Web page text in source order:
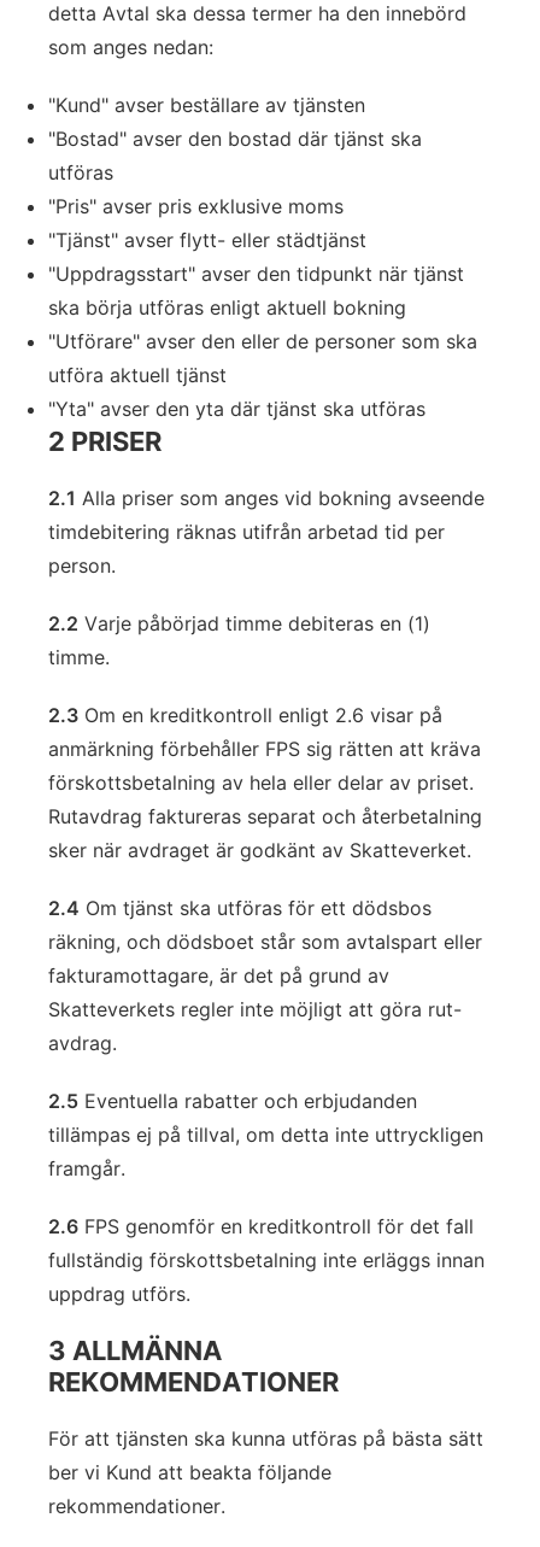
detta Avtal ska dessa termer ha den innebörd
som anges nedan:
"Kund" avser beställare av tjänsten
"Bostad" avser den bostad där tjänst ska
utföras
"Pris" avser pris exklusive moms
"Tjänst" avser flytt- eller städtjänst
"Uppdragsstart" avser den tidpunkt när tjänst
ska börja utföras enligt aktuell bokning
"Utförare" avser den eller de personer som ska
utföra aktuell tjänst
"Yta" avser den yta där tjänst ska utföras
2 PRISER
2.1 Alla priser som anges vid bokning avseende
timdebitering räknas utifrån arbetad tid per
person.
2.2 Varje påbörjad timme debiteras en (1)
timme.
2.3 Om en kreditkontroll enligt 2.6 visar på
anmärkning förbehåller FPS sig rätten att kräva
förskottsbetalning av hela eller delar av priset.
Rutavdrag faktureras separat och återbetalning
sker när avdraget är godkänt av Skatteverket.
2.4 Om tjänst ska utföras för ett dödsbos
räkning, och dödsboet står som avtalspart eller
fakturamottagare, är det på grund av
Skatteverkets regler inte möjligt att göra rut-
avdrag.
2.5 Eventuella rabatter och erbjudanden
tillämpas ej på tillval, om detta inte uttryckligen
framgår.
2.6 FPS genomför en kreditkontroll för det fall
fullständig förskottsbetalning inte erläggs innan
uppdrag utförs.
3 ALLMÄNNA
REKOMMENDATIONER
För att tjänsten ska kunna utföras på bästa sätt
ber vi Kund att beakta följande
rekommendationer.